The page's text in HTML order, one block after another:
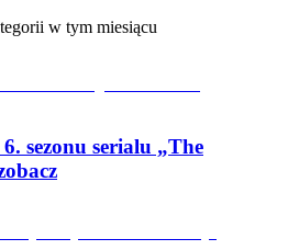
w tym miesiącu
sezonu serialu „The